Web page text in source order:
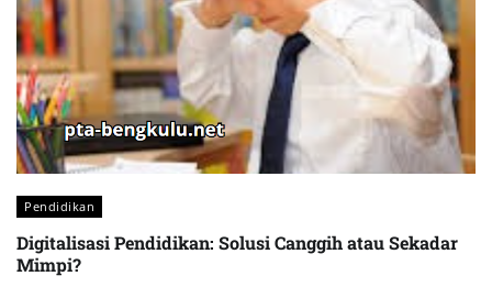
Pendidikan
Digitalisasi Pendidikan: Solusi Canggih atau Sekadar
Mimpi?